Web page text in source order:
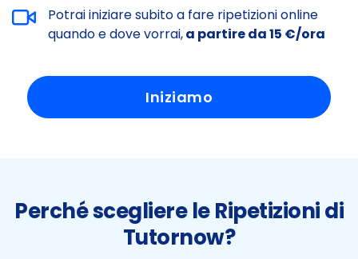
Potrai iniziare subito a fare ripetizioni online
quando e dove vorrai,a partire da 15 €/ora
Iniziamo
Perché scegliere le Ripetizioni di
Tutornow?